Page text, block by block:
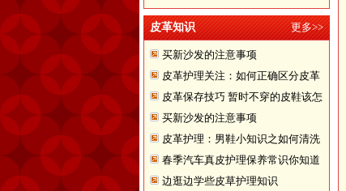
皮革知识 更多>>
买新沙发的注意事项
皮革护理关注：如何正确区分皮革
皮革保存技巧 暂时不穿的皮鞋该怎
样储存
买新沙发的注意事项
皮革护理：男鞋小知识之如何清洗
翻皮皮鞋
春季汽车真皮护理保养常识你知道
多少
边逛边学些皮草护理知识